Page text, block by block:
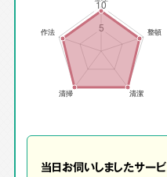
当日お伺いしましたサー